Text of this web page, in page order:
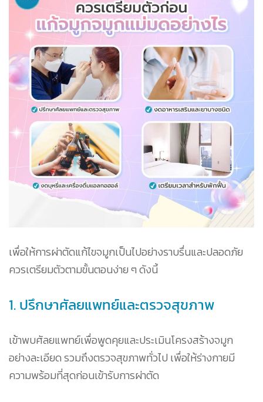
เพื่อให้การผ่าตัดแก้ไขจมูกเป็นไปอย่างราบรื่นและปลอดภัย
ควรเตรียมตัวตามขั้นตอนง่าย ๆ ดังนี้
1. ปรึกษาศัลยแพทย์และตรวจสุขภาพ
เข้าพบศัลยแพทย์เพื่อพูดคุยและประเมินโครงสร้างจมูก
อย่างละเอียด รวมถึงตรวจสุขภาพทั่วไป เพื่อให้ร่างกายมี
ความพร้อมที่สุดก่อนเข้ารับการผ่าตัด